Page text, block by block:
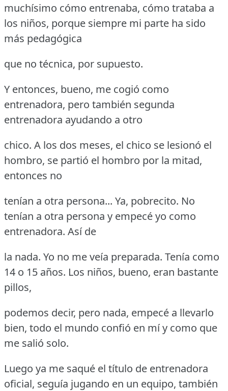
muchísimo cómo entrenaba, cómo trataba a
los niños, porque siempre mi parte ha sido
más pedagógica
que no técnica, por supuesto.
Y entonces, bueno, me cogió como
entrenadora, pero también segunda
entrenadora ayudando a otro
chico. A los dos meses, el chico se lesionó el
hombro, se partió el hombro por la mitad,
entonces no
tenían a otra persona... Ya, pobrecito. No
tenían a otra persona y empecé yo como
entrenadora. Así de
la nada. Yo no me veía preparada. Tenía como
14 o 15 años. Los niños, bueno, eran bastante
pillos,
podemos decir, pero nada, empecé a llevarlo
bien, todo el mundo confió en mí y como que
me salió solo.
Luego ya me saqué el título de entrenadora
oficial, seguía jugando en un equipo, también